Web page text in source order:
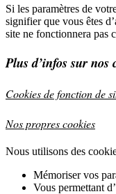
Si les paramètres de
signifier que vous êtes
site ne fonctionnera pas
Plus d’infos sur nos
Cookies de fonction de
Nos propres cookies
Nous utilisons des
Mémoriser vos
Vous permettant